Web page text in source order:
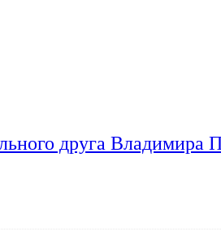
друга Владимира